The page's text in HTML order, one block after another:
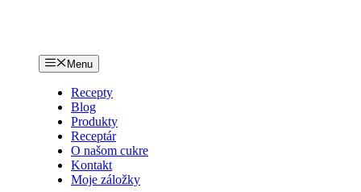
Menu
Recepty
Blog
Produkty
Receptár
O našom cukre
Kontakt
Moje záložky